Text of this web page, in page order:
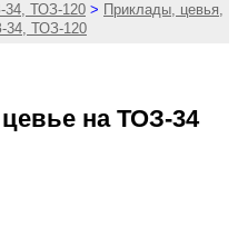
34, ТОЗ-120 > Приклады, цевья,
34, ТОЗ-120
на ТОЗ-34